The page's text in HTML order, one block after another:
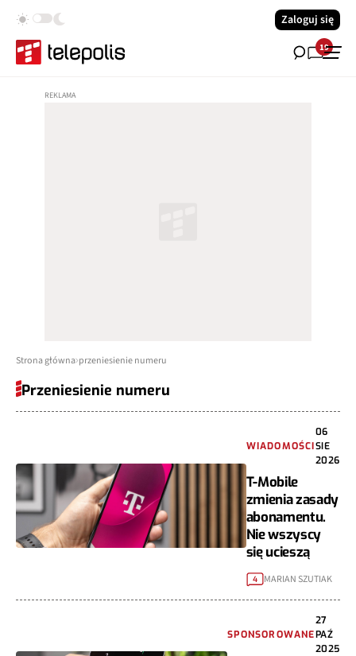
Zaloguj się
19
Strona główna przeniesienie numeru
Przeniesienie numeru
WIADOMOŚCI
06
SIE
2026
T-Mobile
zmienia zasady
abonamentu.
Nie wszyscy
się ucieszą
4 MARIAN SZUTIAK
SPONSOROWANE
27
PAŹ
2025